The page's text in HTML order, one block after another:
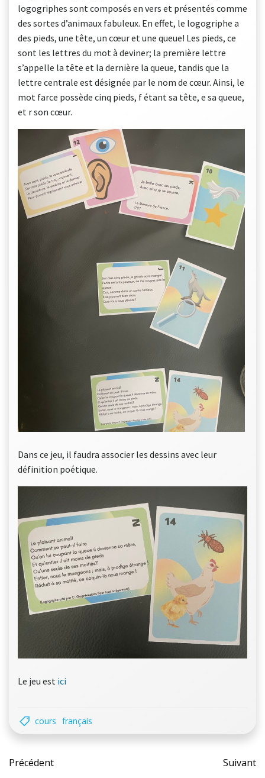
logogriphes sont composés en vers et présentés comme
des sortes d’animaux fabuleux. En effet, le logogriphe a
des pieds, une tête, un cœur et une queue! Les pieds, ce
sont les lettres du mot à deviner; la première lettre
s’appelle la tête et la dernière la queue, tandis que la
lettre centrale est désignée par le nom de cœur. Ainsi, le
mot farce possède cinq pieds, f étant sa tête, e sa queue,
et r son cœur.
Dans ce jeu, il faudra associer les dessins avec leur
définition poétique.
Le jeu est ici
cours français
Post
Précédent Suivant